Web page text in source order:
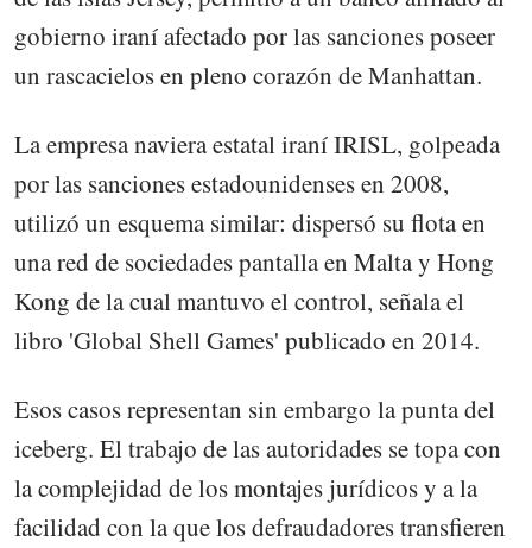
gobierno iraní afectado por las sanciones poseer
un rascacielos en pleno corazón de Manhattan.
La empresa naviera estatal iraní IRISL, golpeada
por las sanciones estadounidenses en 2008,
utilizó un esquema similar: dispersó su flota en
una red de sociedades pantalla en Malta y Hong
Kong de la cual mantuvo el control, señala el
libro 'Global Shell Games' publicado en 2014.
Esos casos representan sin embargo la punta del
iceberg. El trabajo de las autoridades se topa con
la complejidad de los montajes jurídicos y a la
facilidad con la que los defraudadores transfieren